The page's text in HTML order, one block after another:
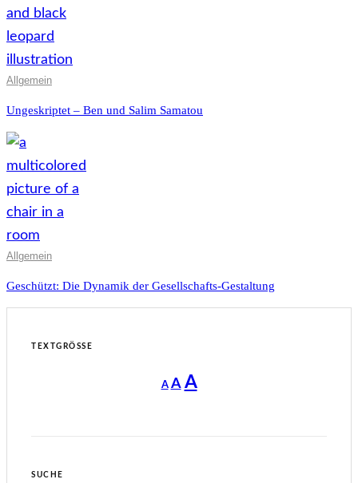
Allgemein
Ungeskriptet – Ben und Salim Samatou
Allgemein
Geschützt: Die Dynamik der Gesellschafts-Gestaltung
TEXTGRÖSSE
A
Decrease
font
A Reset
AIncrease
SUCHE